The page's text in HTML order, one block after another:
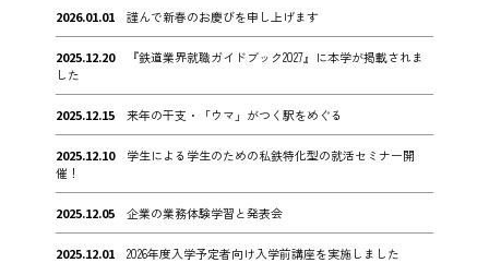
2026.01.01 謹んで新春のお慶びを申し上げます
2025.12.20
『鉄道業界就職ガイドブック2027』に本学が掲載されま
した
2025.12.15 来年の干支・「ウマ」がつく駅をめぐる
2025.12.10
学生による学生のための私鉄特化型の就活セミナー開
催！
2025.12.05 企業の業務体験学習と発表会
2025.12.01 2026年度入学予定者向け入学前講座を実施しました